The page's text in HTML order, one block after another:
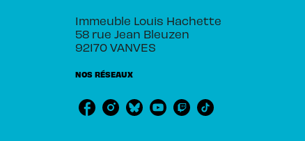
Immeuble Louis Hachette
58 rue Jean Bleuzen
92170 VANVES
NOS RÉSEAUX